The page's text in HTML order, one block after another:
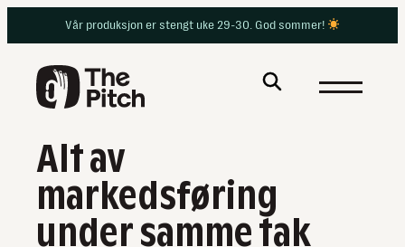
Vår produksjon er stengt uke 29-30. God sommer!
Alt av
markedsføring
under samme tak